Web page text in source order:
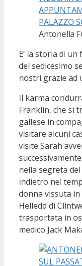
Antonella
E’ la storia di
del sedicesimo
nostri grazie ad
Il karma
Franklin, che si
gallese in
visitare alcuni
visite Sarah
nella segreta
indietro nel
donna vissuta
Helledd di
trasportata in
medico Jack